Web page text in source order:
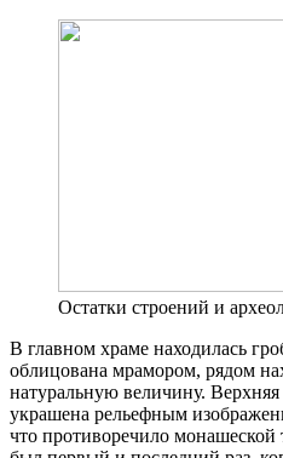
Остатки строений и
В главном храме находилась
облицована мрамором, рядом
натуральную величину.
украшена рельефным
что противоречило монашеской